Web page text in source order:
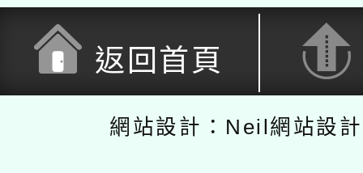
返回首頁
網站設計：Neil網站設